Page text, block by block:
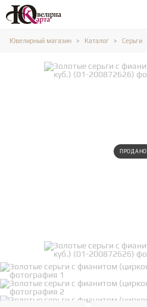
Ювелирный магазин Каталог Серьги
ПРОДАНО